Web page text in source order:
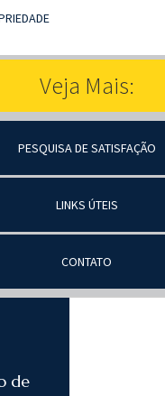
Veja Mais:
PESQUISA DE SATISFAÇÃO
LINKS ÚTEIS
CONTATO
de